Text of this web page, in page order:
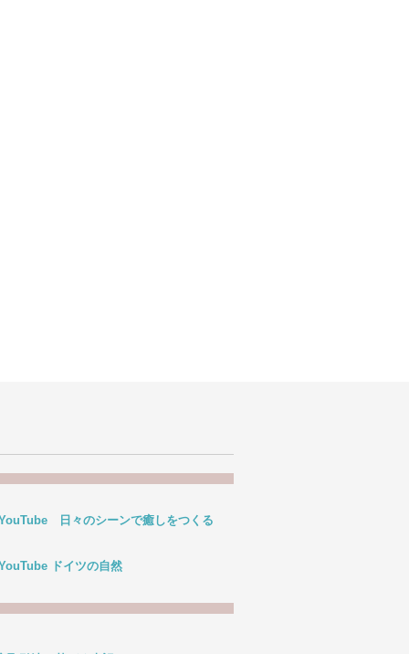
日々のシーンで癒しをつくる
ドイツの自然